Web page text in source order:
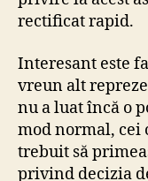
rectificat rapid.
Interesant este
vreun alt
nu a luat încă o
mod normal, cei
trebuit să
privind decizia